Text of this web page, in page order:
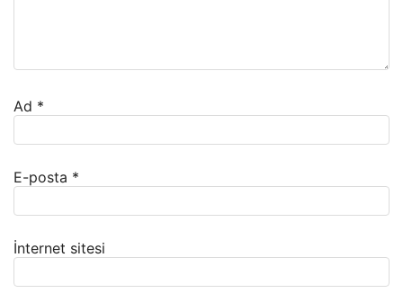
Ad *
E-posta *
İnternet sitesi